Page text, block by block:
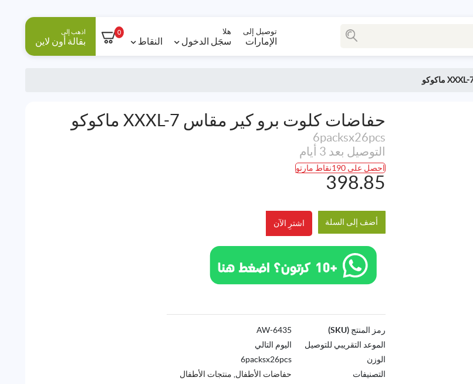
توصيل إلى
الإمارات
هلا
سجَل الدخول النقاط
0 اذهب إلى
بقالة أون لاين
حفاضات كلوت برو كير مقاس XXXL-7 ماكوكو
6packsx26pcs
التوصيل بعد 3 أيام
احصل على 190نقاط مارتو
398.85
أضف إلى السلة اشترِ الآن
رمز المنتج (SKU)
6435-AW
الموعد التقريبي للتوصيل
اليوم التالي
الوزن
6packsx26pcs
التصنيفات
حفاضات الأطفال, منتجات الأطفال